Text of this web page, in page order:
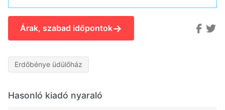
Árak, szabad időpontok→
Erdőbénye üdülőház
Hasonló kiadó nyaraló